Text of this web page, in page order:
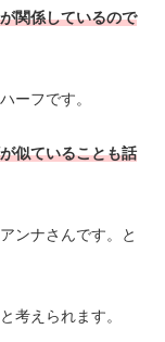
関係しているので
ーフです。
似ていることも話
ンナさんです。と
考えられます。